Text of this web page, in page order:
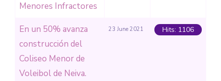
Menores Infractores
En un 50% avanza
construcción del
Coliseo Menor de
Voleibol de Neiva.
23 June 2021 Hits: 1106